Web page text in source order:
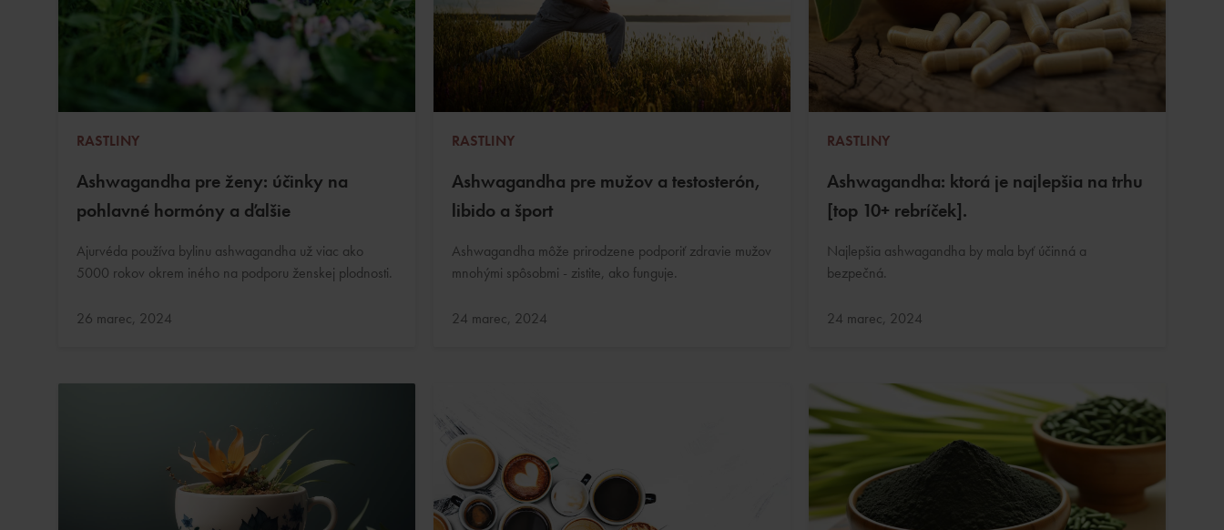
RASTLINY
Ashwagandha pre ženy: účinky na
pohlavné hormóny a ďalšie
Ajurvéda používa bylinu ashwagandha už viac ako
5000 rokov okrem iného na podporu ženskej plodnosti.
Aktualizované:
26 marec, 2024
RASTLINY
Ashwagandha pre mužov a testosterón,
libido a šport
Ashwagandha môže prirodzene podporiť zdravie mužov
mnohými spôsobmi - zistite, ako funguje.
Aktualizované:
24 marec, 2024
RASTLINY
Ashwagandha: ktorá je najlepšia na trhu
[top 10+ rebríček].
Najlepšia ashwagandha by mala byť účinná a
bezpečná.
Aktualizované:
24 marec, 2024